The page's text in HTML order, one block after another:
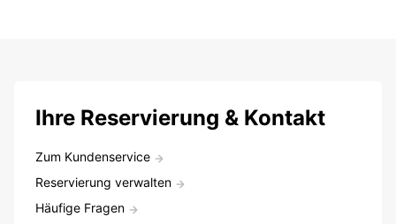
Ihre Reservierung & Kontakt
Zum Kundenservice
Reservierung verwalten
Häufige Fragen